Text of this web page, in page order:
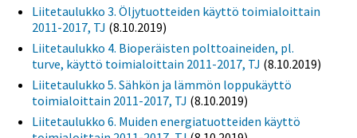
Liitetaulukko 3. Öljytuotteiden käyttö toimialoittain
2011-2017, TJ (8.10.2019)
Liitetaulukko 4. Bioperäisten polttoaineiden, pl.
turve, käyttö toimialoittain 2011-2017, TJ (8.10.2019)
Liitetaulukko 5. Sähkön ja lämmön loppukäyttö
toimialoittain 2011-2017, TJ (8.10.2019)
Liitetaulukko 6. Muiden energiatuotteiden käyttö